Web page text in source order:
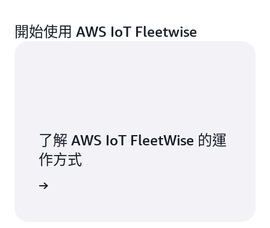
開始使用 AWS IoT Fleetwise
了解 AWS IoT FleetWise 的運
作方式